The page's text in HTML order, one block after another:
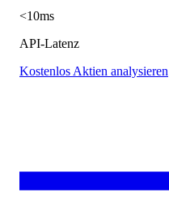
<10ms
API-Latenz
Kostenlos Aktien analysieren